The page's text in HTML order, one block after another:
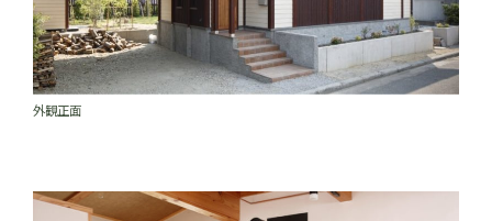
外観正面